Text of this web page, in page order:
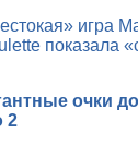
игра
показала
очки
2